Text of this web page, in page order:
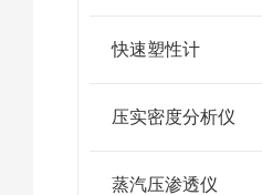
快速塑性计
压实密度分析仪
蒸汽压渗透仪